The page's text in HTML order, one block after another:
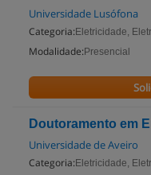
Universidade Lusófona
Categoria: Eletricidade,
Modalidade: Presencial
Doutoramento em
Universidade de Aveiro
Categoria: Eletricidade,